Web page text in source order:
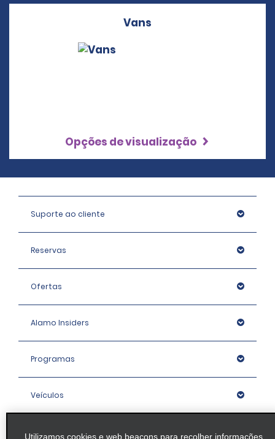
Vans
Opções de visualização
Suporte ao cliente
Reservas
Ofertas
Alamo Insiders
Programas
Veículos
Agências
Utilizamos cookies e web beacons para recolher informações